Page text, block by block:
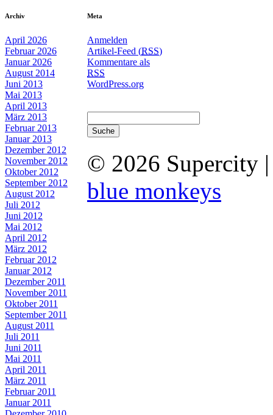
Archiv
April 2026
Februar 2026
Januar 2026
August 2014
Juni 2013
Mai 2013
April 2013
März 2013
Februar 2013
Januar 2013
Dezember 2012
November 2012
Oktober 2012
September 2012
August 2012
Juli 2012
Juni 2012
Mai 2012
April 2012
März 2012
Februar 2012
Januar 2012
Dezember 2011
November 2011
Oktober 2011
September 2011
August 2011
Juli 2011
Juni 2011
Mai 2011
April 2011
März 2011
Februar 2011
Januar 2011
Meta
Anmelden
Artikel-Feed (RSS)
Kommentare als
RSS
WordPress.org
© 2026 Supercity
blue monkeys